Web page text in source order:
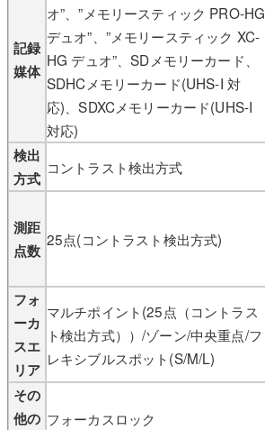
記録
媒体
オ”、”メモリースティック PRO-HG
デュオ”、”メモリースティック XC-
HG デュオ”、SDメモリーカード、
SDHCメモリーカード(UHS-I 対
応)、SDXCメモリーカード(UHS-I
対応)
検出
方式
コントラスト検出方式
測距
点数
25点(コントラスト検出方式)
フォ
ーカ
スエ
リア
マルチポイント(25点（コントラス
ト検出方式））/ゾーン/中央重点/フ
レキシブルスポット(S/M/L)
その
他の フォーカスロック